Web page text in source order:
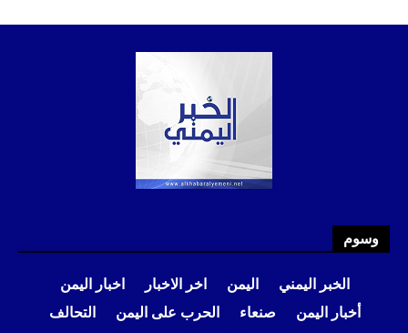
وسوم
الخبر اليمني اليمن اخر الاخبار
اخبار اليمن
أخبار اليمن
صنعاء الحرب على اليمن
التحالف